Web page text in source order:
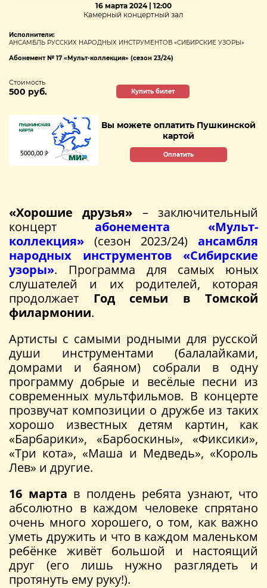
16 марта 2024 | 12:00
Камерный концертный зал
Исполнители:
АНСАМБЛЬ РУССКИХ НАРОДНЫХ ИНСТРУМЕНТОВ «СИБИРСКИЕ УЗОРЫ»
Абонемент № 17 «Мульт-коллекция» (сезон 23/24)
Стоимость
500 руб. Купить билет
Вы можете оплатить Пушкинской
картой
Оплатить
«Хорошие друзья» – заключительный
концерт абонемента «Мульт-
коллекция»
(сезон 2023/24)ансамбля
народных инструментов «Сибирские
узоры». Программа для самых юных
слушателей и их родителей, которая
продолжает Год семьи в Томской
филармонии.
Артисты с самыми родными для русской
души инструментами (балалайками,
домрами и баяном) собрали в одну
программу добрые и весёлые песни из
современных мультфильмов. В концерте
прозвучат композиции о дружбе из таких
хорошо известных детям картин, как
«Барбарики», «Барбоскины», «Фиксики»,
«Три кота», «Маша и Медведь», «Король
Лев» и другие.
16 марта в полдень ребята узнают, что
абсолютно в каждом человеке спрятано
очень много хорошего, о том, как важно
уметь дружить и что в каждом маленьком
ребёнке живёт большой и настоящий
друг (его лишь нужно разглядеть и
протянуть ему руку!).